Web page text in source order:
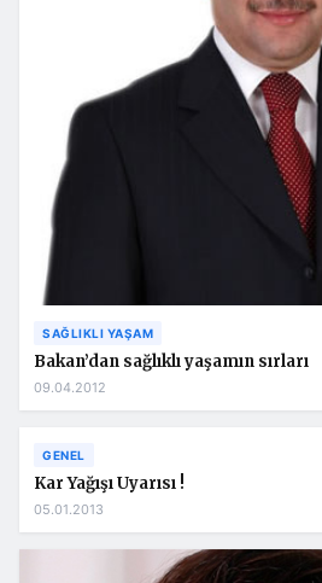
SAĞLIKLI YAŞAM
Bakan’dan sağlıklı yaşamın sırları
09.04.2012
GENEL
Kar Yağışı Uyarısı !
05.01.2013